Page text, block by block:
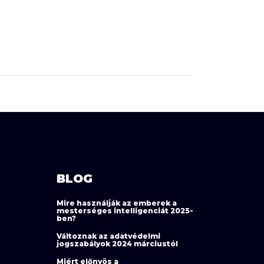
BLOG
Mire használják az emberek a
mesterséges intelligenciát 2025-
ben?
Változnak az adatvédelmi
jogszabályok 2024 márciustól
Miért előnyös a